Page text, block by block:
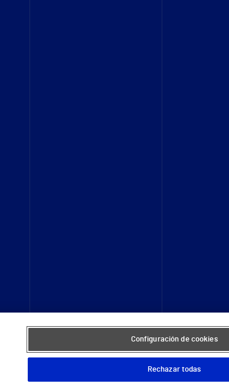
Configuración de cookies
Rechazar todas